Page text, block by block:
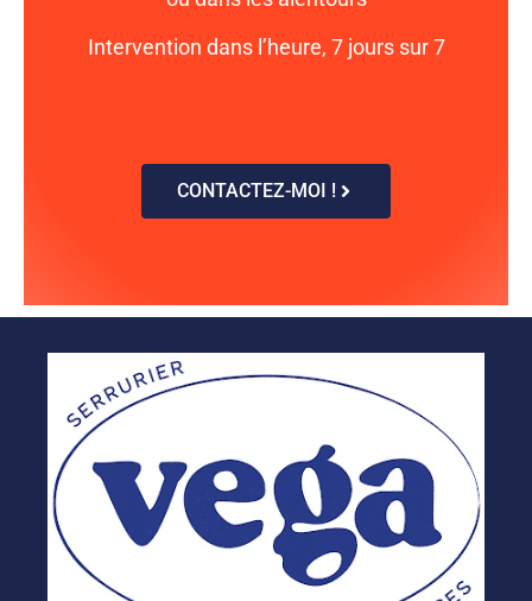
Intervention dans l’heure, 7 jours sur 7
CONTACTEZ-MOI !